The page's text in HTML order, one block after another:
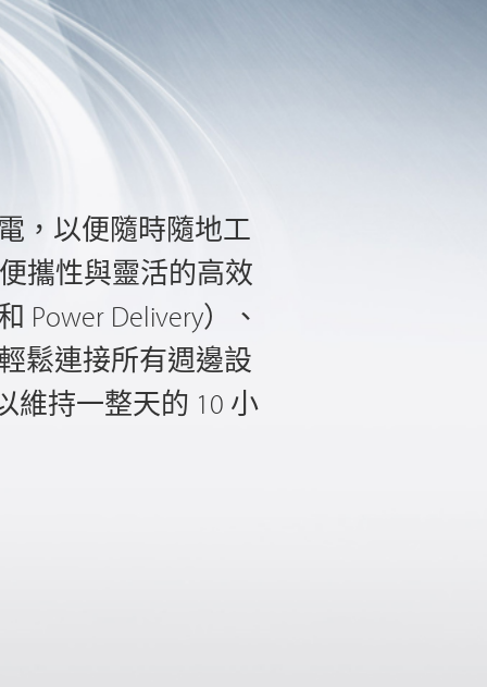
，以便隨時隨地工
攜性與靈活的高效
Power Delivery）、
鬆連接所有週邊設
維持一整天的 10 小